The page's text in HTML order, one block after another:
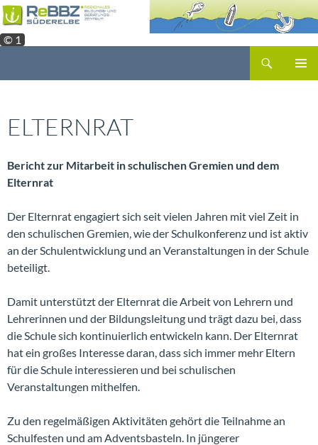
Zum
Inhalt
springen
© 1
ELTERNRAT
Bericht zur Mitarbeit in schulischen Gremien und dem
Elternrat
Der Elternrat engagiert sich seit vielen Jahren mit viel Zeit in
den schulischen Gremien, wie der Schulkonferenz und ist aktiv
an der Schulentwicklung und an Veranstaltungen in der Schule
beteiligt.
Damit unterstützt der Elternrat die Arbeit von Lehrern und
Lehrerinnen und der Bildungsleitung und trägt dazu bei, dass
die Schule sich kontinuierlich entwickeln kann. Der Elternrat
hat ein großes Interesse daran, dass sich immer mehr Eltern
für die Schule interessieren und bei schulischen
Veranstaltungen mithelfen.
Zu den regelmäßigen Aktivitäten gehört die Teilnahme an
Schulfesten und am Adventsbasteln. In jüngerer